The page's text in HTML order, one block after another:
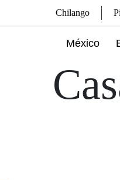
Chilango
México